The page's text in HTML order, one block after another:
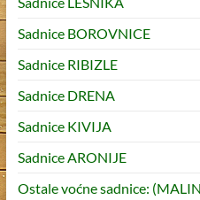
Sadnice BOROVNICE
Sadnice RIBIZLE
Sadnice DRENA
Sadnice KIVIJA
Sadnice ARONIJE
Ostale voćne sadnice: